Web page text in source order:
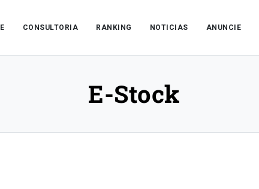
CONSULTORIA RANKING NOTICIAS ANUNCIE
E-Stock